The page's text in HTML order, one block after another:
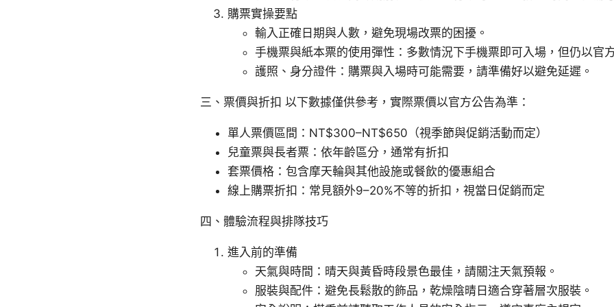
購票實操要點
輸入正確日期與人數，避免現場改票的困擾。
手機票與紙本票的使用彈性：多數情況下手機票即可入場，但仍以官
護照、身分證件：購票與入場時可能需要，請準備好以避免延遲。
三、票價與折扣 以下數據僅供參考，實際票價以官方公告為準：
單人票價區間：NT$300–NT$650（視季節與促銷活動而定）
兒童票與長者票：依年齡區分，通常有折扣
套票價格：包含摩天輪與其他設施或餐飲的優惠組合
線上購票折扣：常見額外9–20%不等的折扣，視當日促銷而定
四、體驗流程與排隊技巧
進入前的準備
天氣與時間：晴天與黃昏時段景色最佳，請關注天氣預報。
服裝與配件：避免長鬆散的飾品，乾燥陰晴日適合穿著層次服裝。